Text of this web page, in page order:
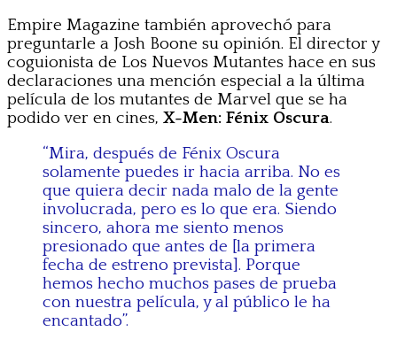
Empire Magazine también aprovechó para
preguntarle a Josh Boone su opinión. El director y
coguionista de Los Nuevos Mutantes hace en sus
declaraciones una mención especial a la última
película de los mutantes de Marvel que se ha
podido ver en cines, X-Men: Fénix Oscura.
“Mira, después de Fénix Oscura
solamente puedes ir hacia arriba. No es
que quiera decir nada malo de la gente
involucrada, pero es lo que era. Siendo
sincero, ahora me siento menos
presionado que antes de [la primera
fecha de estreno prevista]. Porque
hemos hecho muchos pases de prueba
con nuestra película, y al público le ha
encantado”.